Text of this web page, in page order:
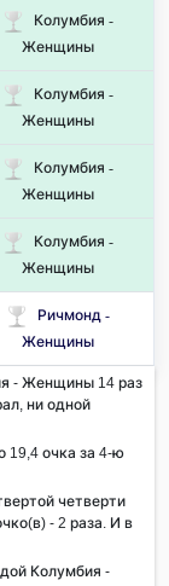
Колумбия -
Женщины
Колумбия -
Женщины
Колумбия -
Женщины
Колумбия -
Женщины
Ричмонд -
Женщины
- Женщины 14 раз
ни одной
19,4 очка за 4-ю
четверти
- 2 раза. И в
Колумбия -